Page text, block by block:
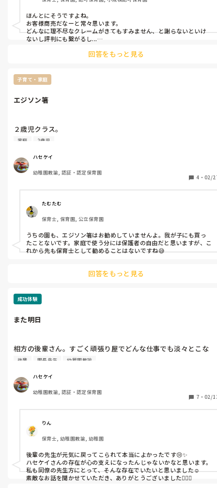
でも子ども評価で保護者の評価も上がることもあるから保育もし
っかり頑張りたい。。うん、多分そういうことだ（笑）そう思い
たい🥴🥴
ほんとにそうですよね。
お客様商売だなーと常々思います。
どんなに理不尽なクレームがきてもすみません、と謝らないといけ
ないし評判にも繋がるし...
回答をもっと見る
子育て・家庭
エジソン箸
２歳児クラス。
保護者がお箸を持たせたい時期がやってきました。
家庭での進み具合を聞くと、ほとんどがリング付きの補助箸。
あれ、今だに役に立ったという保護者に出会ったことがありませ
ん。
８割方、『時間の無駄だった』という保護者の意見を聞きます。
なので学級懇談では
『補助箸は家庭でもいりません。２本箸でひたすら経験積んでく
ださい⭐️握り箸バンザイです！大丈夫です、皆さんの時代でも補
助箸なんて使ってないですよね？なのでいつか必ずできます！』
って言ったら、自信付いたのか今までフォークだったたくさんの
子が箸持ってきてました（笑）
補助箸。。自分は使いこなせません😵‍💫😵‍💫😵‍💫
家庭 2歳児
ハセケイ
幼稚園教諭, 認証・認定保育園
4 ・ 02/
たむたむ
保育士, 保育園, 公立保育園
うちの園も、エジソン箸はお勧めしていませんよ。我が子にも買っ
たことないです。家庭で使う分には保護者の自由だと思いますが、こ
れから先も保育士として勧めることはないですね😅
回答をもっと見る
成功体験
また明日
相方の後輩さん。すごく頑張り屋でどんな仕事でも淡々とこな
す、一緒に組んでてとてもやりやすい子。
『お疲れ！また明日！』と担任同士挨拶。
診断書持ってきて１週間お休みすることに。
力足らずでごめんね。って話す。
でもプライドは高く
『絶対逃げません。絶対帰ってきます。ご迷惑おかけします』
後輩 園長先生 幼稚園教諭
ハセケイ
幼稚園教諭, 認証・認定保育園
7 ・ 02/
りん
保育士, 幼稚園教諭, 幼稚園
後輩の先生が元気に戻ってこられて本当によかったです😢✨
ハセケイさんの存在が心の支えになったんじゃないかなと思います。
私も同僚の先生方にとって、そんな存在でいたいと思いました☺️
素敵なお話を聞かせていただき、ありがとうございました🙇🏻‍♀️